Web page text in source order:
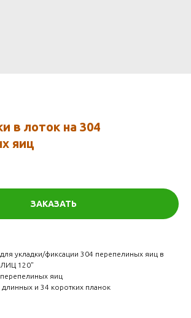
в лоток на 304
яиц
ЗАКАЗАТЬ
для укладки/фиксации 304 перепелиных яиц в
120"
яиц
длинных и 34 коротких планок